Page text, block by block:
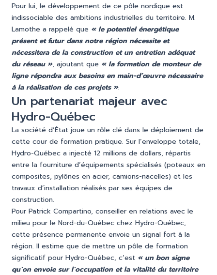
Pour lui, le développement de ce pôle nordique est
indissociable des ambitions industrielles du territoire. M.
Lamothe a rappelé que « le potentiel énergétique
présent et futur dans notre région nécessite et
nécessitera de la construction et un entretien adéquat
du réseau », ajoutant que « la formation de monteur de
ligne répondra aux besoins en main-d’œuvre nécessaire
à la réalisation de ces projets ».
Un partenariat majeur avec
Hydro-Québec
La société d’État joue un rôle clé dans le déploiement de
cette cour de formation pratique. Sur l’enveloppe totale,
Hydro-Québec a injecté 12 millions de dollars, répartis
entre la fourniture d’équipements spécialisés (poteaux en
composites, pylônes en acier, camions-nacelles) et les
travaux d’installation réalisés par ses équipes de
construction.
Pour Patrick Compartino, conseiller en relations avec le
milieu pour le Nord-du-Québec chez Hydro-Québec,
cette présence permanente envoie un signal fort à la
région. Il estime que de mettre un pôle de formation
significatif pour Hydro-Québec, c’est « un bon signe
qu’on envoie sur l’occupation et la vitalité du territoire